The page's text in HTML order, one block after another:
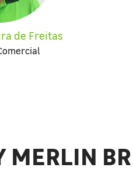
de Freitas
MERLIN BR